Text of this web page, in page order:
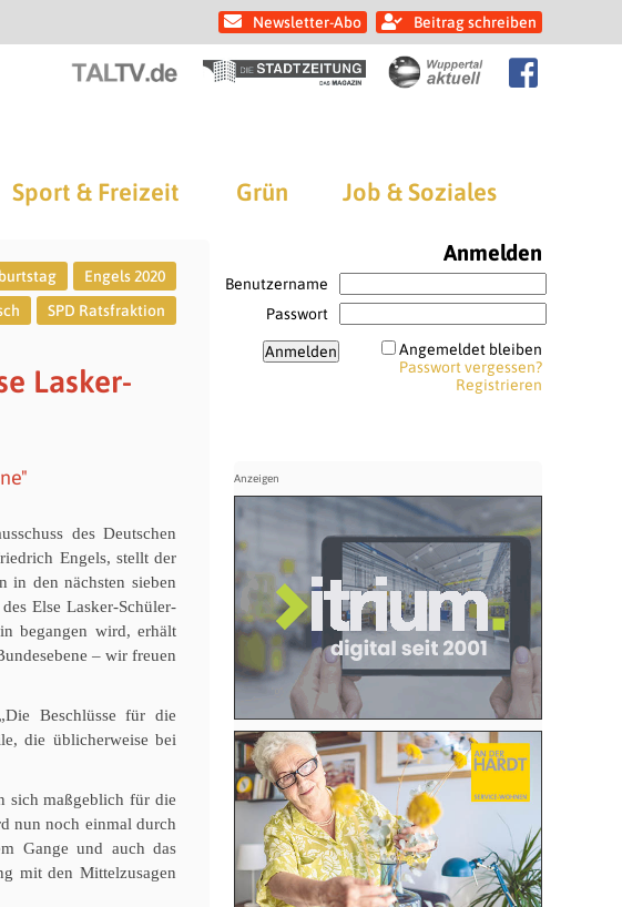
Newsletter-Abo Beitrag schreiben
Sport & Freizeit Grün Job & Soziales
Engels 2020
SPD Ratsfraktion
Lasker-
des Deutschen
Engels, stellt der
in den nächsten sieben
Else Lasker-Schüler-
begangen wird, erhält
– wir freuen
Beschlüsse für die
die üblicherweise bei
sich maßgeblich für die
nun noch einmal durch
Gange und auch das
mit den Mittelzusagen
Anmelden
Benutzername
Passwort
Angemeldet bleiben
Passwort vergessen?
Registrieren